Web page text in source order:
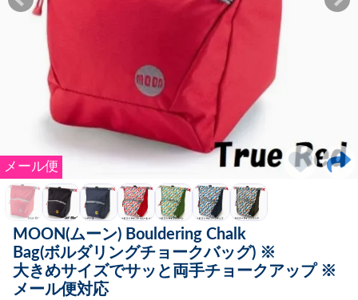
メール便
MOON(ムーン) Bouldering Chalk
Bag(ボルダリングチョークバッグ) ※
大きめサイズでサッと両手チョークアップ ※
メール便対応